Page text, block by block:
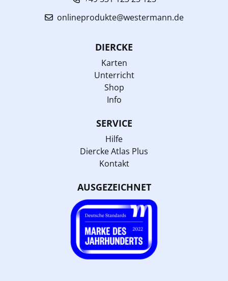
onlineprodukte@westermann.de
DIERCKE
Karten
Unterricht
Shop
Info
SERVICE
Hilfe
Diercke Atlas Plus
Kontakt
AUSGEZEICHNET